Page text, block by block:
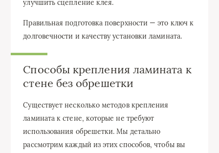
улучшить сцепление клея.
Правильная подготовка поверхности — это ключ к
долговечности и качеству установки ламината.
Способы крепления ламината к
стене без обрешетки
Существует несколько методов крепления
ламината к стене, которые не требуют
использования обрешетки. Мы детально
рассмотрим каждый из этих способов, чтобы вы